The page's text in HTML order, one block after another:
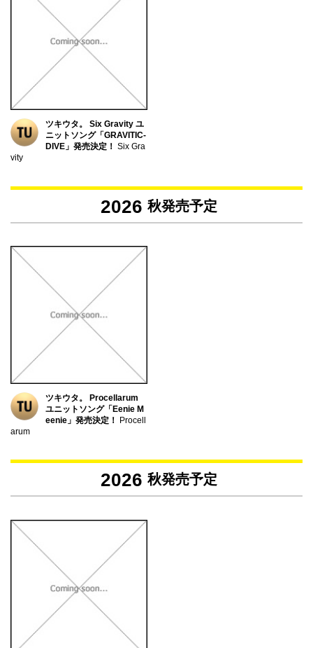
ツキウタ。 Six Gravity ユ
ニットソング「GRAVITIC-
DIVE」発売決定！ Six Gra
vity
2026 秋発売予定
ツキウタ。 Procellarum
ユニットソング「Eenie M
eenie」発売決定！
Procell
arum
2026 秋発売予定